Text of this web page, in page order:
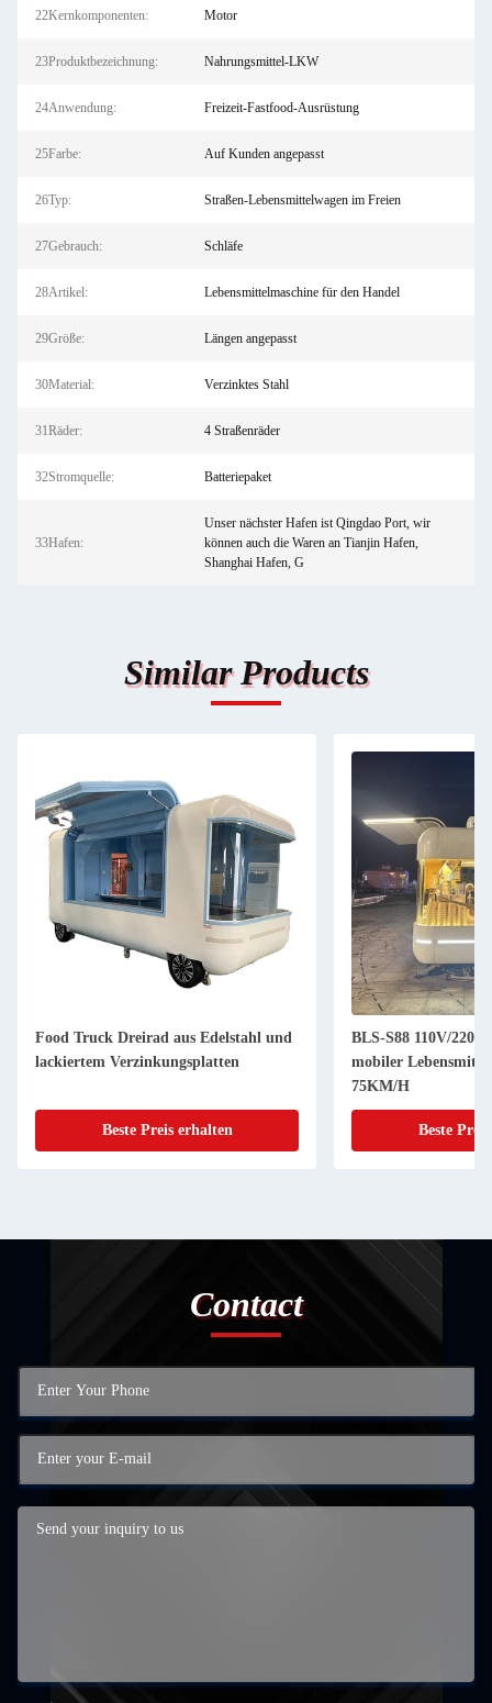
22Kernkomponenten: Motor
23Produktbezeichnung: Nahrungsmittel-LKW
24Anwendung: Freizeit-Fastfood-Ausrüstung
25Farbe: Auf Kunden angepasst
26Typ: Straßen-Lebensmittelwagen im Freien
27Gebrauch: Schläfe
28Artikel: Lebensmittelmaschine für den Handel
29Größe: Längen angepasst
30Material: Verzinktes Stahl
31Räder: 4 Straßenräder
32Stromquelle: Batteriepaket
33Hafen:
Unser nächster Hafen ist Qingdao Port, wir
können auch die Waren an Tianjin Hafen,
Shanghai Hafen, G
Similar Products
Food Truck Dreirad aus Edelstahl und
lackiertem Verzinkungsplatten
Beste Preis erhalten
BLS-S88 110V/
mobiler
75KM/H
Beste
Contact